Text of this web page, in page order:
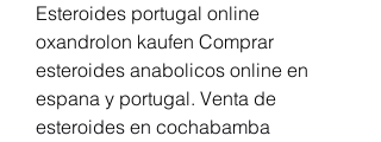
Esteroides portugal online
oxandrolon kaufen Comprar
esteroides anabolicos online en
espana y portugal. Venta de
esteroides en cochabamba